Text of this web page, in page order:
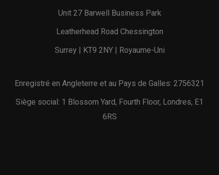
Unit 27 Barwell Business Park
Leatherhead Road Chessington
Surrey | KT9 2NY | Royaume-Uni
Enregistré en Angleterre et au Pays de Galles: 2756321
Siège social: 1 Blossom Yard, Fourth Floor, Londres, E1
6RS